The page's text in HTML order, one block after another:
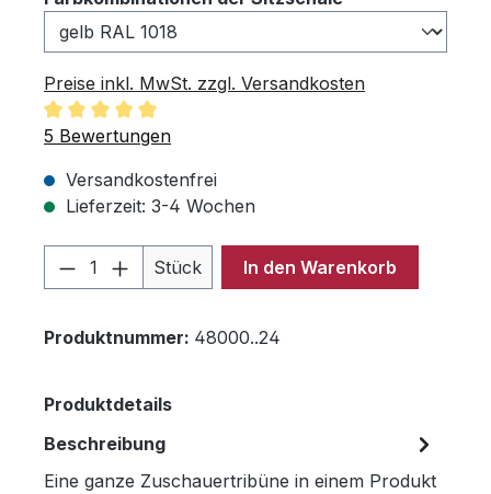
Preise inkl. MwSt. zzgl. Versandkosten
Durchschnittliche Bewertung von 5 von 5 Sternen
5 Bewertungen
Versandkostenfrei
Lieferzeit: 3-4 Wochen
Produkt Anzahl: Gib den
Stück In den Warenkorb
Produktnummer: 48000..24
Produktdetails
Beschreibung
Eine ganze Zuschauertribüne in einem Produkt